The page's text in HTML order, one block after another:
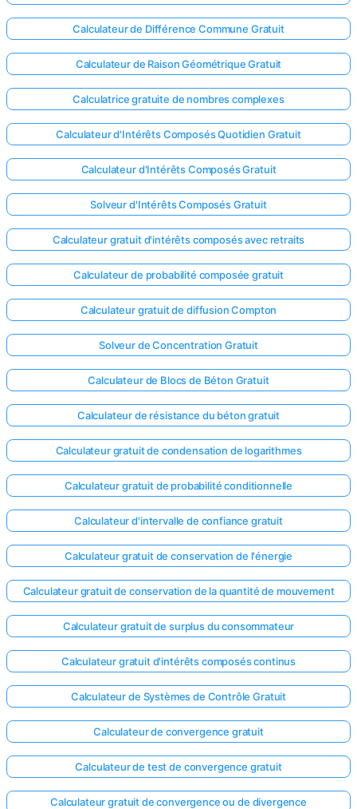
Calculateur de Différence Commune Gratuit
Calculateur de Raison Géométrique Gratuit
Calculatrice gratuite de nombres complexes
Calculateur d'Intérêts Composés Quotidien Gratuit
Calculateur d'Intérêts Composés Gratuit
Solveur d'Intérêts Composés Gratuit
Calculateur gratuit d'intérêts composés avec retraits
Calculateur de probabilité composée gratuit
Calculateur gratuit de diffusion Compton
Solveur de Concentration Gratuit
Calculateur de Blocs de Béton Gratuit
Calculateur de résistance du béton gratuit
Calculateur gratuit de condensation de logarithmes
Calculateur gratuit de probabilité conditionnelle
Calculateur d'intervalle de confiance gratuit
Calculateur gratuit de conservation de l'énergie
Calculateur gratuit de conservation de la quantité de mouvement
Calculateur gratuit de surplus du consommateur
Calculateur gratuit d'intérêts composés continus
Calculateur de Systèmes de Contrôle Gratuit
Calculateur de convergence gratuit
Calculateur de test de convergence gratuit
Calculateur gratuit de convergence ou de divergence